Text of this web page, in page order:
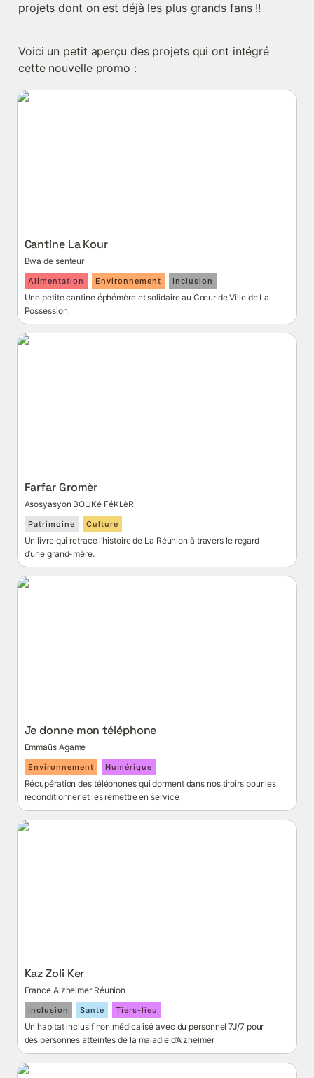
projets dont on est déjà les plus grands fans !!
Voici un petit aperçu des projets qui ont intégré
cette nouvelle promo :
Cantine La Kour
Cantine La Kour
Bwa de senteur
Alimentation Environnement Inclusion
Une petite cantine éphémère et solidaire au Cœur de Ville de La
Possession
Farfar Gromèr
Farfar Gromèr
Asosyasyon BOUKé FéKLèR
Patrimoine Culture
Un livre qui retrace l’histoire de La Réunion à travers le regard
d’une grand-mère.
Je donne mon téléphone
Je donne mon téléphone
Emmaüs Agame
Environnement Numérique
Récupération des téléphones qui dorment dans nos tiroirs pour les
reconditionner et les remettre en service
Kaz Zoli Ker
Kaz Zoli Ker
France Alzheimer Réunion
Inclusion Santé Tiers-lieu
Un habitat inclusif non médicalisé avec du personnel 7J/7 pour
des personnes atteintes de la maladie d’Alzheimer
La Raffinerie Hermitage